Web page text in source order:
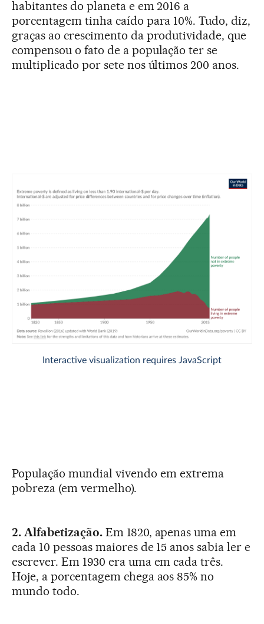
habitantes do planeta e em 2016 a
porcentagem tinha caído para 10%. Tudo, diz,
graças ao crescimento da produtividade, que
compensou o fato de a população ter se
multiplicado por sete nos últimos 200 anos.
População mundial vivendo em extrema
pobreza (em vermelho).
2. Alfabetização. Em 1820, apenas uma em
cada 10 pessoas maiores de 15 anos sabia ler e
escrever. Em 1930 era uma em cada três.
Hoje, a porcentagem chega aos 85% no
mundo todo.